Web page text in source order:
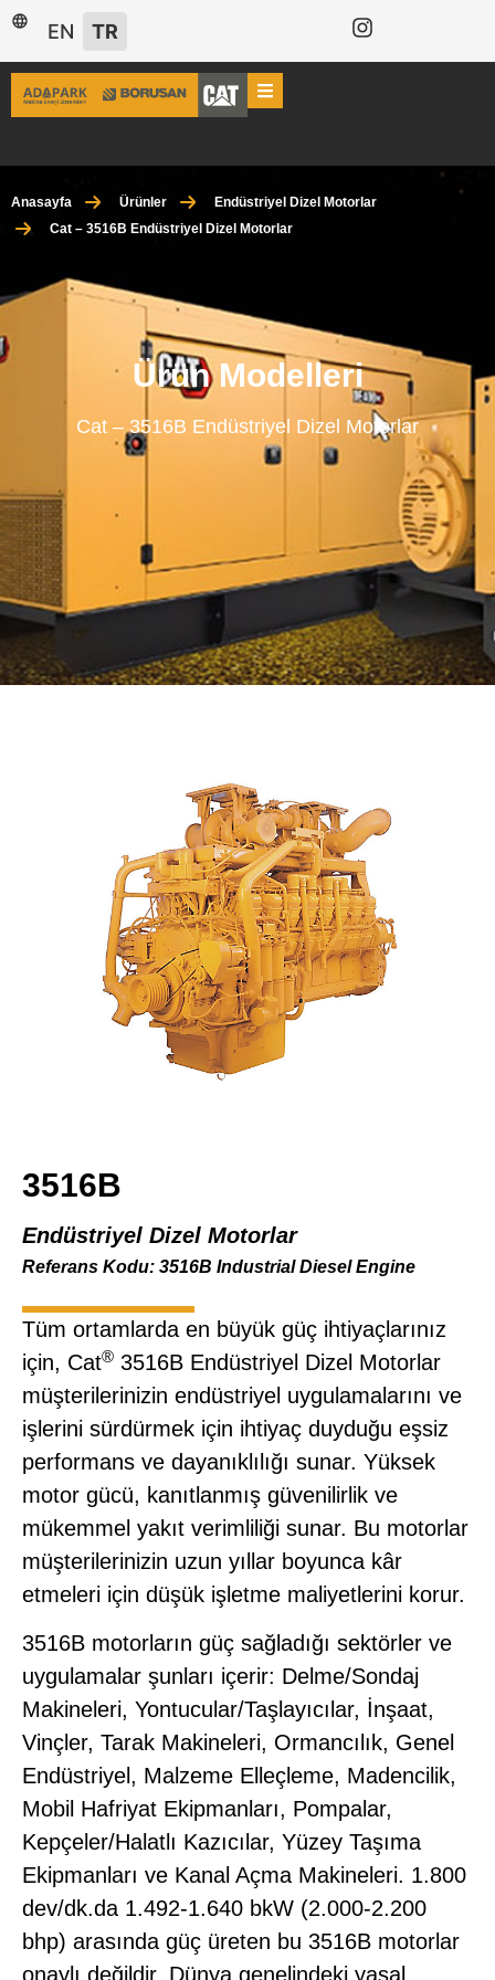
EN TR
Anasayfa Ürünler
Endüstriyel Dizel Motorlar
Cat – 3516B Endüstriyel Dizel Motorlar
Ürün Modelleri
Cat – 3516B Endüstriyel Dizel Motorlar
3516B
Endüstriyel Dizel Motorlar
Referans Kodu: 3516B Industrial Diesel Engine
Tüm ortamlarda en büyük güç ihtiyaçlarınız
için, Cat® 3516B Endüstriyel Dizel Motorlar
müşterilerinizin endüstriyel uygulamalarını ve
işlerini sürdürmek için ihtiyaç duyduğu eşsiz
performans ve dayanıklılığı sunar. Yüksek
motor gücü, kanıtlanmış güvenilirlik ve
mükemmel yakıt verimliliği sunar. Bu motorlar
müşterilerinizin uzun yıllar boyunca kâr
etmeleri için düşük işletme maliyetlerini korur.
3516B motorların güç sağladığı sektörler ve
uygulamalar şunları içerir: Delme/Sondaj
Makineleri, Yontucular/Taşlayıcılar, İnşaat,
Vinçler, Tarak Makineleri, Ormancılık, Genel
Endüstriyel, Malzeme Elleçleme, Madencilik,
Mobil Hafriyat Ekipmanları, Pompalar,
Kepçeler/Halatlı Kazıcılar, Yüzey Taşıma
Ekipmanları ve Kanal Açma Makineleri. 1.800
dev/dk.da 1.492-1.640 bkW (2.000-2.200
bhp) arasında güç üreten bu 3516B motorlar
onaylı değildir. Dünya genelindeki yasal